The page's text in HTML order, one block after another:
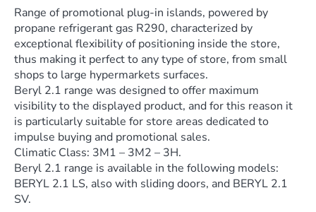
Range of promotional plug-in islands, powered by
propane refrigerant gas R290, characterized by
exceptional flexibility of positioning inside the store,
thus making it perfect to any type of store, from small
shops to large hypermarkets surfaces.
Beryl 2.1 range was designed to offer maximum
visibility to the displayed product, and for this reason it
is particularly suitable for store areas dedicated to
impulse buying and promotional sales.
Climatic Class: 3M1 – 3M2 – 3H.
Beryl 2.1 range is available in the following models:
BERYL 2.1 LS, also with sliding doors, and BERYL 2.1
SV.